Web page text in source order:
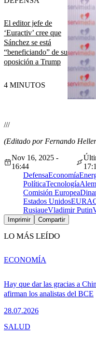
El editor jefe de
‘Euractiv’ cree que
Sánchez se está
“beneficiando” de su
oposición a Trump
4 MINUTOS
///
(Editado por Fernando
Nov 16, 2025 -
16:44
DefensaEconomía
PolíticaTecnología
Comisión Europea
Estados Unidos
RusiaueVladimir Putin
Imprimir Compartir
LO MÁS LEÍDO
Hay que dar las gracias a
afirman los analistas del BCE
28.07.2026
ECONOMÍA
SALUD